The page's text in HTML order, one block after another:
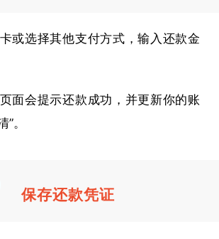
或选择其他支付方式，输入还款金
面会提示还款成功，并更新你的账
。
保存还款凭证